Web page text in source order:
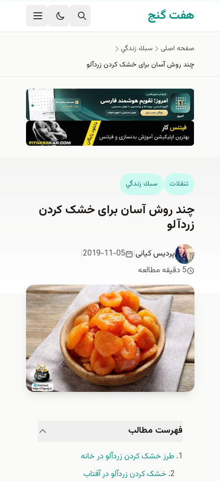
رفتن به محتوای اصلی
هفت گنج
صفحه اصلی
سبك زندگي
چند روش آسان برای خشک کردن زردآلو
تنقلات سبك زندگي
چند روش آسان برای خشک کردن
زردآلو
پردیس کیانی|
2019-11-05
|
5 دقیقه مطالعه
فهرست مطالب
طرز خشک کردن زردآلو در خانه
خشک کردن زردآلو در آفتاب